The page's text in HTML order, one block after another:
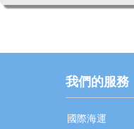
我們的服務
國際海運